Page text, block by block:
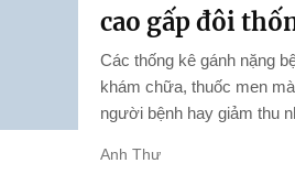
cao gấp đôi
Các thống kê gánh nặng
khám chữa, thuốc men
người bệnh hay giảm thu
Anh Thư